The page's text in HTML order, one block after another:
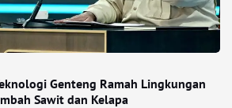
Genteng Ramah Lingkungan
Sawit dan Kelapa